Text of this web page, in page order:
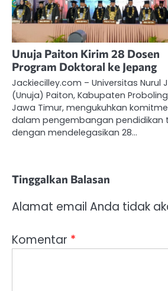
Unuja Paiton Kirim 28 Dosen
Program Doktoral ke Jepang
Jackiecilley.com – Universitas Nurul
(Unuja) Paiton, Kabupaten
Jawa Timur, mengukuhkan
dalam pengembangan pendidikan
dengan mendelegasikan 28…
Tinggalkan Balasan
Alamat email Anda tidak
Komentar *